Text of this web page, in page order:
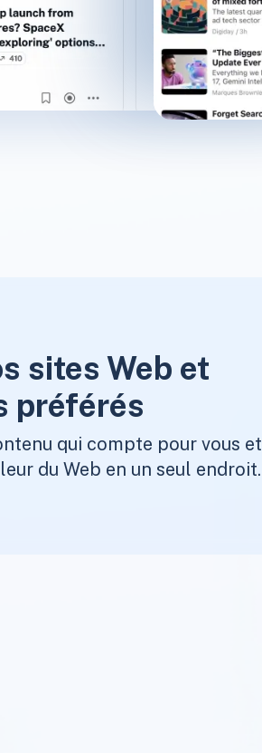
sites Web et
préférés
qui compte pour vous et
du Web en un seul endroit.